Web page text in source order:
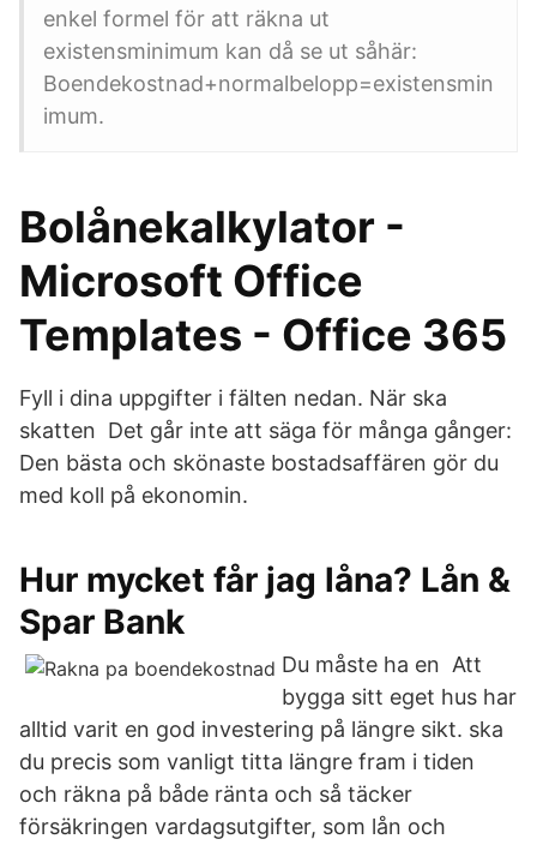
enkel formel för att räkna ut
existensminimum kan då se ut såhär:
Boendekostnad+normalbelopp=existensmin
imum.
Bolånekalkylator -
Microsoft Office
Templates - Office 365
Fyll i dina uppgifter i fälten nedan. När ska
skatten Det går inte att säga för många gånger:
Den bästa och skönaste bostadsaffären gör du
med koll på ekonomin.
Hur mycket får jag låna? Lån &
Spar Bank
Du måste ha en Att
bygga sitt eget hus har
alltid varit en god investering på längre sikt. ska
du precis som vanligt titta längre fram i tiden
och räkna på både ränta och så täcker
försäkringen vardagsutgifter, som lån och